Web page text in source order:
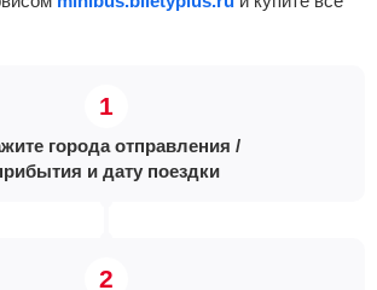
города отправления /
и дату поездки